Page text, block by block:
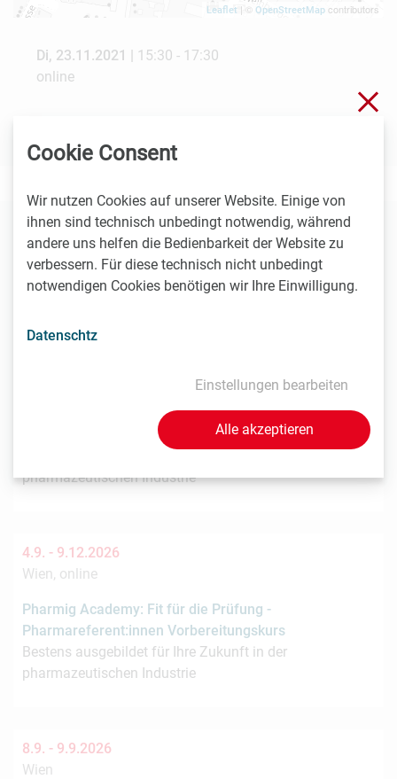
Leaflet | © OpenStreetMap contributors
Di, 23.11.2021 | 15:30 - 17:30
online
Diese Veranstaltungen könnten Sie auch
interessieren
Pharmig Academy: Kostenlose Infosession zum
Pharmareferent:innen Kurs "Fit für die Prüfung"
pharmazeutischen Industrie
4.9. - 9.12.2026
Wien, online
Pharmig Academy: Fit für die Prüfung -
Pharmareferent:innen Vorbereitungskurs
Bestens ausgebildet für Ihre Zukunft in der
pharmazeutischen Industrie
8.9. - 9.9.2026
Wien
Cookie Consent
Wir nutzen Cookies auf unserer Website. Einige von
ihnen sind technisch unbedingt notwendig, während
andere uns helfen die Bedienbarkeit der Website zu
verbessern. Für diese technisch nicht unbedingt
notwendigen Cookies benötigen wir Ihre Einwilligung.
Datenschtz
Einstellungen bearbeiten
Alle akzeptieren